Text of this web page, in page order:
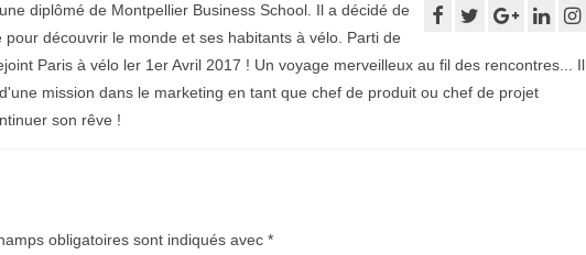
diplômé de Montpellier Business School. Il a décidé de
découvrir le monde et ses habitants à vélo. Parti de
Paris à vélo ler 1er Avril 2017 ! Un voyage merveilleux au fil des rencontres... Il
mission dans le marketing en tant que chef de produit ou chef de projet
son rêve !
obligatoires sont indiqués avec *